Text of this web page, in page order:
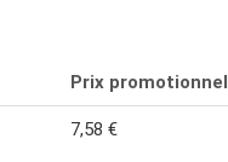
Prix promotionnel
7,58 €